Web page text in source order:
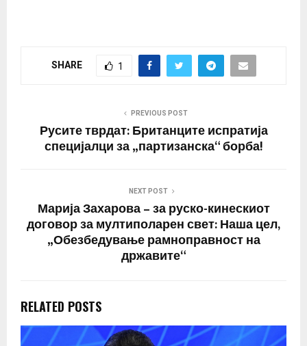
SHARE 1
PREVIOUS POST
Русите тврдат: Британците испратија
специјалци за „партизанска“ борба!
NEXT POST
Марија Захарова – за руско-кинескиот
договор за мултиполарен свет: Наша цел,
„Обезбедување рамноправност на
државите“
RELATED POSTS